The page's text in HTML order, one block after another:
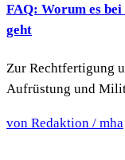
FAQ: Worum es
geht
Zur Rechtfertigung
Aufrüstung und
von Redaktion / mha